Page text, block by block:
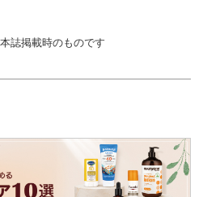
誌掲載時のものです